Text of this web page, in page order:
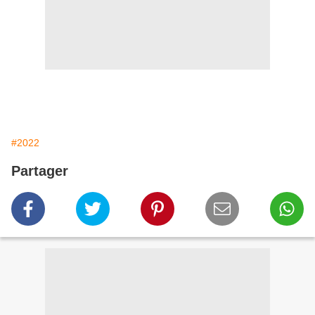
#2022
Partager